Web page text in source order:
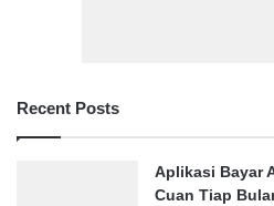
Recent Posts
Aplikasi Bayar
Cuan Tiap